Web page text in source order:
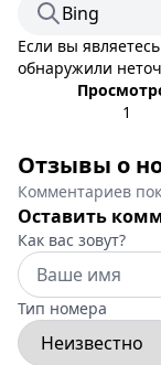
Bing
Если вы
обнаружили
1
Отзывы о
Комментариев
Оставить
Как вас зовут?
Тип номера